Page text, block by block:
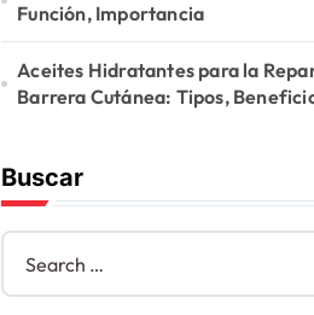
Función, Importancia
Aceites Hidratantes para la
Barrera Cutánea: Tipos,
Buscar
S
a